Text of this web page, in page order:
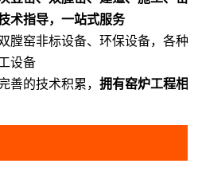
术指导，一站式服务
膛窑非标设备、环保设备，各种
设备
善的技术积累，拥有窑炉工程相